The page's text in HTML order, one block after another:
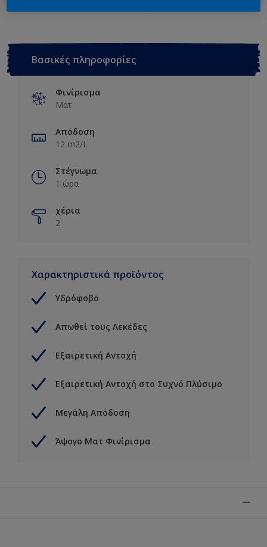
Βασικές πληροφορίες
Φινίρισμα
Ματ
Απόδοση
12 m2/L
Στέγνωμα
1 ώρα
χέρια
2
Χαρακτηριστικά προϊόντος
Υδρόφοβο
Απωθεί τους Λεκέδες
Εξαιρετική Αντοχή
Εξαιρετική Αντοχή στο Συχνό Πλύσιμο
Μεγάλη Απόδοση
Άψογο Ματ Φινίρισμα